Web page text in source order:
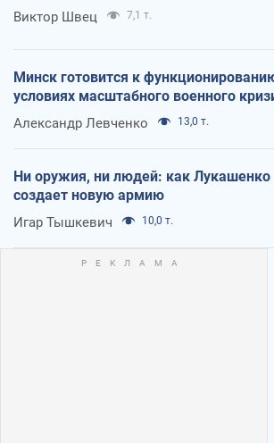
Виктор Швец 7,1 т.
Минск готовится к
условиях масштабного военного
Александр Левченко 13,0 т.
Ни оружия, ни людей: как Лукашенко
создает новую армию
Игар Тышкевич 10,0 т.